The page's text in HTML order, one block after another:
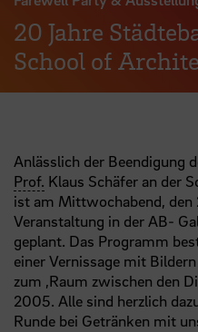
20 Jahre
School of
Anlässlich der Beendigung
Prof. Klaus Schäfer an der
ist am Mittwochabend, den
Veranstaltung in der AB-
geplant. Das Programm
einer Vernissage mit
zum ‚Raum zwischen den
2005. Alle sind herzlich
Runde bei Getränken mit